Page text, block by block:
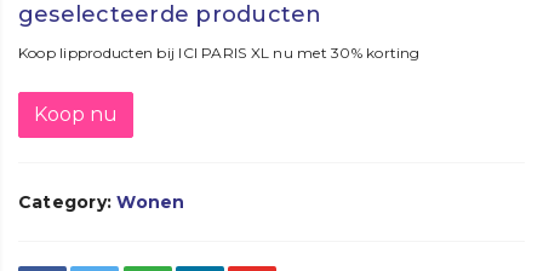
geselecteerde producten
Koop lipproducten bij ICI PARIS XL nu met 30% korting
Koop nu
Category:Wonen